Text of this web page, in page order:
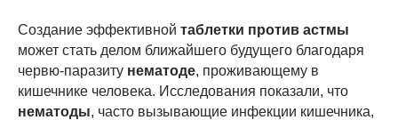
Создание эффективной таблетки против астмы
может стать делом ближайшего будущего благодаря
червю-паразиту нематоде, проживающему в
кишечнике человека. Исследования показали, что
нематоды, часто вызывающие инфекции кишечника,